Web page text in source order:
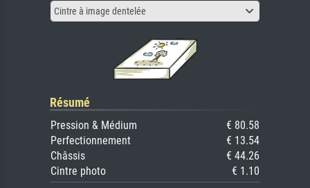
Cintre à image dentelée
Résumé
Pression & Médium
€ 80.58
Perfectionnement
€ 13.54
Châssis
€ 44.26
Cintre photo
€ 1.10